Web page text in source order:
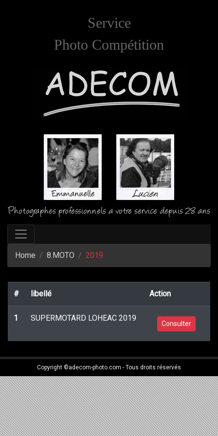
Service
Photo Compétition
Photographes professionnels a votre service depuis 28 ans
Home 8.MOTO 2019
# libellé Action
1 SUPERMOTARD LOHEAC 2019
Consulter
Copyright ©adecom-photo.com - Tous droits réservés